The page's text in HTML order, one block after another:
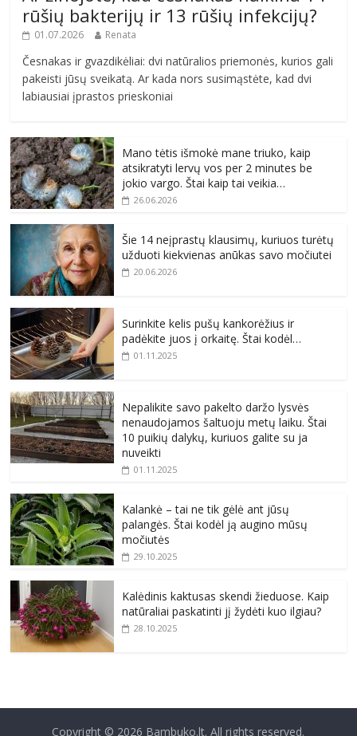
rūšių bakterijų ir 13 rūšių infekcijų?
01.07.2026 Renata
Česnakas ir gvazdikėliai: dvi natūralios priemonės, kurios gali
pakeisti jūsų sveikatą. Ar kada nors susimąstėte, kad dvi
labiausiai įprastos prieskoniai
Mano tėtis išmokė mane triuko, kaip
atsikratyti lervų vos per 2 minutes be
jokio vargo. Štai kaip tai veikia…
26.06.2026
Šie 14 neįprastų klausimų, kuriuos turėtų
užduoti kiekvienas anūkas savo močiutei
20.06.2026
Surinkite kelis pušų kankorėžius ir
padėkite juos į orkaitę. Štai kodėl…
01.11.2025
Nepalikite savo pakelto daržo lysvės
nenaudojamos šaltuoju metų laiku. Štai
10 puikių dalykų, kuriuos galite su ja
nuveikti
01.11.2025
Kalankė – tai ne tik gėlė ant jūsų
palangės. Štai kodėl ją augino mūsų
močiutės
29.10.2025
Kalėdinis kaktusas skendi žieduose. Kaip
natūraliai paskatinti jį žydėti kuo ilgiau?
28.10.2025
Copyright © 2026 Bambuko.lt. All rights reserved.